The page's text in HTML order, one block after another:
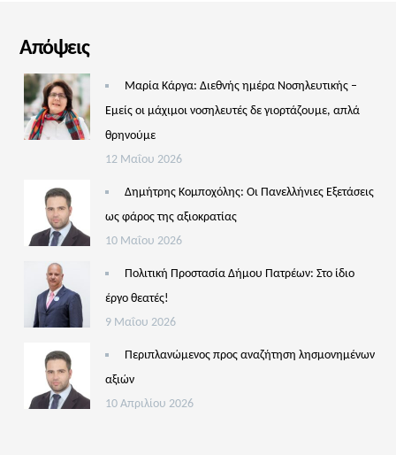
Απόψεις
Μαρία Κάργα: Διεθνής ημέρα Νοσηλευτικής –
Εμείς οι μάχιμοι νοσηλευτές δε γιορτάζουμε, απλά
θρηνούμε
12 Μαΐου 2026
Δημήτρης Κομποχόλης: Οι Πανελλήνιες Εξετάσεις
ως φάρος της αξιοκρατίας
10 Μαΐου 2026
Πολιτική Προστασία Δήμου Πατρέων: Στο ίδιο
έργο θεατές!
9 Μαΐου 2026
Περιπλανώμενος προς αναζήτηση λησμονημένων
αξιών
10 Απριλίου 2026